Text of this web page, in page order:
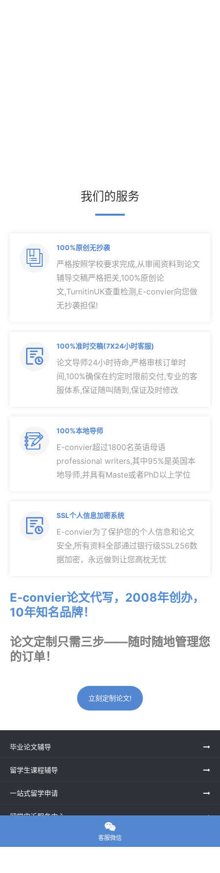
我们的服务

100%原创无抄袭
严格按照学校要求完成,从审阅资料到论文
辅导交稿严格把关,100%原创论
文,TurnitinUK查重检测,E-convier向您做
无抄袭担保!

100%准时交稿(7X24小时客服)
论文导师24小时待命,严格审核订单时
间,100%确保在约定时限前交付,专业的客
服体系,保证随叫随到,保证及时修改

100%本地导师
E-convier超过1800名英语母语
professional writers,其中95%是英国本
地导师,并具有Maste或者PhD以上学位

SSL个人信息加密系统
E-convier为了保护您的个人信息和论文
安全,所有资料全部通过银行级SSL256数
据加密，永远做到让您高枕无忧
E-convier论文代写，2008年创办，
10年知名品牌！
论文定制只需三步——随时随地管理您
的订单！
立刻定制论文!
毕业论文辅导
留学生课程辅导
一站式留学申请
留学申诉服务中心

客服微信